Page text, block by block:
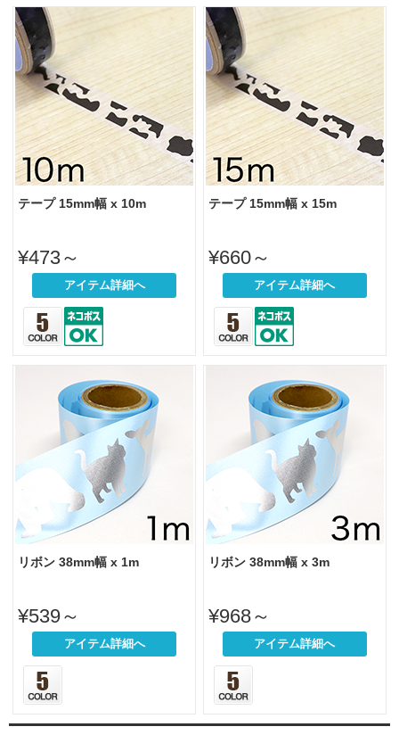
テープ 15mm幅 x 10m
¥473～
アイテム詳細へ
テープ 15mm幅 x 15m
¥660～
アイテム詳細へ
リボン 38mm幅 x 1m
¥539～
アイテム詳細へ
リボン 38mm幅 x 3m
¥968～
アイテム詳細へ